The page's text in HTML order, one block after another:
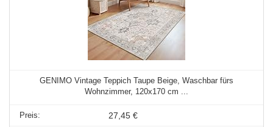
GENIMO Vintage Teppich Taupe Beige, Waschbar fürs
Wohnzimmer, 120x170 cm ...
27,45 €